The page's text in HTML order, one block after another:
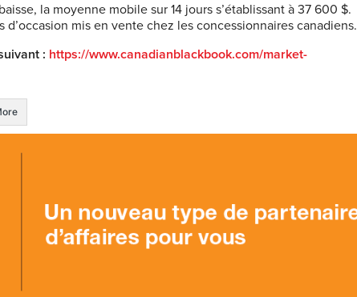
la moyenne mobile sur 14 jours s’établissant à 37 600 $.
mis en vente chez les concessionnaires canadiens.
: https://www.canadianblackbook.com/market-